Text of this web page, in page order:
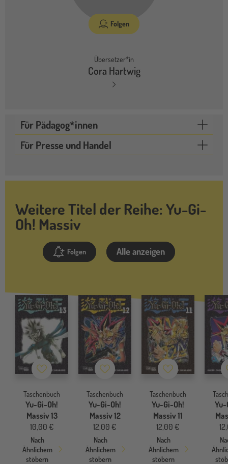
Folgen
Übersetzer*in
Cora Hartwig
Für Pädagog*innen
Für Presse und Handel
Weitere Titel der Reihe: Yu-Gi-
Oh! Massiv
Folgen Alle anzeigen
Merkzettel
Taschenbuch
Yu-Gi-Oh!
Massiv 13
10,00 €
Nach
Ähnlichem
stöbern
Merkzettel
Taschenbuch
Yu-Gi-Oh!
Massiv 12
12,00 €
Nach
Ähnlichem
stöbern
Merkzettel
Taschenbuch
Yu-Gi-Oh!
Massiv 11
12,00 €
Nach
Ähnlichem
stöbern
Yu-